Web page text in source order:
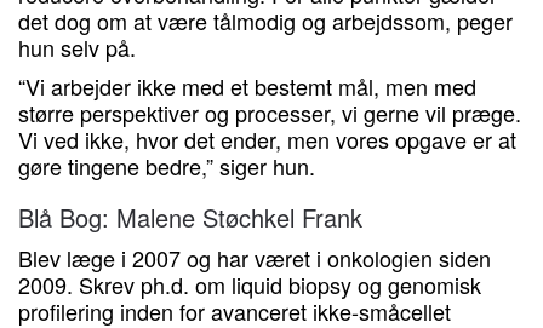
det dog om at være tålmodig og arbejdssom, peger
hun selv på.
“Vi arbejder ikke med et bestemt mål, men med
større perspektiver og processer, vi gerne vil præge.
Vi ved ikke, hvor det ender, men vores opgave er at
gøre tingene bedre,” siger hun.
Blå Bog: Malene Støchkel Frank
Blev læge i 2007 og har været i onkologien siden
2009. Skrev ph.d. om liquid biopsy og genomisk
profilering inden for avanceret ikke-småcellet